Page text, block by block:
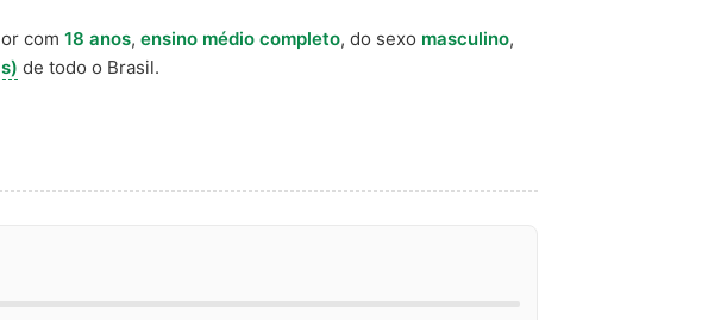
com 18 anos, ensino médio completo, do sexo masculino,
de todo o Brasil.